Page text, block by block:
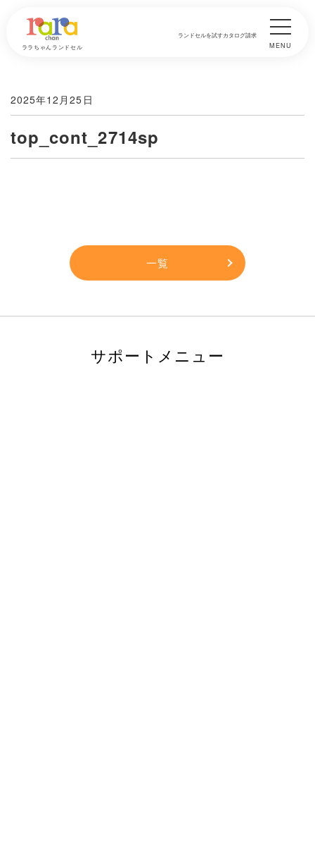
ララちゃんランドセル
ランドセルを試すカタログ請求
MENU
2025年12月25日
top_cont_2714sp
一覧
サポートメニュー